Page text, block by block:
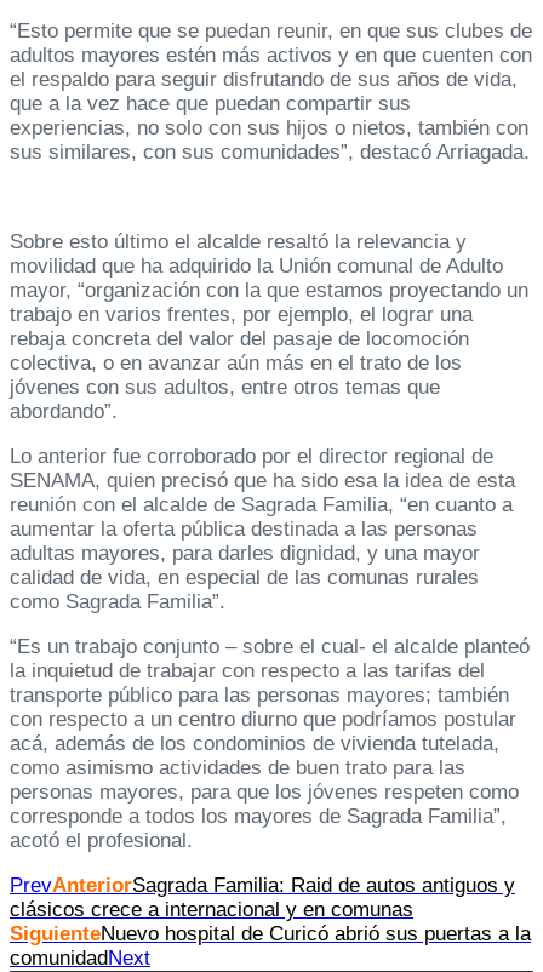
“Esto permite que se puedan reunir, en que sus clubes de
adultos mayores estén más activos y en que cuenten con
el respaldo para seguir disfrutando de sus años de vida,
que a la vez hace que puedan compartir sus
experiencias, no solo con sus hijos o nietos, también con
sus similares, con sus comunidades”, destacó Arriagada.
Sobre esto último el alcalde resaltó la relevancia y
movilidad que ha adquirido la Unión comunal de Adulto
mayor, “organización con la que estamos proyectando un
trabajo en varios frentes, por ejemplo, el lograr una
rebaja concreta del valor del pasaje de locomoción
colectiva, o en avanzar aún más en el trato de los
jóvenes con sus adultos, entre otros temas que
abordando”.
Lo anterior fue corroborado por el director regional de
SENAMA, quien precisó que ha sido esa la idea de esta
reunión con el alcalde de Sagrada Familia, “en cuanto a
aumentar la oferta pública destinada a las personas
adultas mayores, para darles dignidad, y una mayor
calidad de vida, en especial de las comunas rurales
como Sagrada Familia”.
“Es un trabajo conjunto – sobre el cual- el alcalde planteó
la inquietud de trabajar con respecto a las tarifas del
transporte público para las personas mayores; también
con respecto a un centro diurno que podríamos postular
acá, además de los condominios de vivienda tutelada,
como asimismo actividades de buen trato para las
personas mayores, para que los jóvenes respeten como
corresponde a todos los mayores de Sagrada Familia”,
acotó el profesional.
PrevAnteriorSagrada Familia: Raid de autos antiguos y
clásicos crece a internacional y en comunas
SiguienteNuevo hospital de Curicó abrió sus puertas a la
comunidadNext